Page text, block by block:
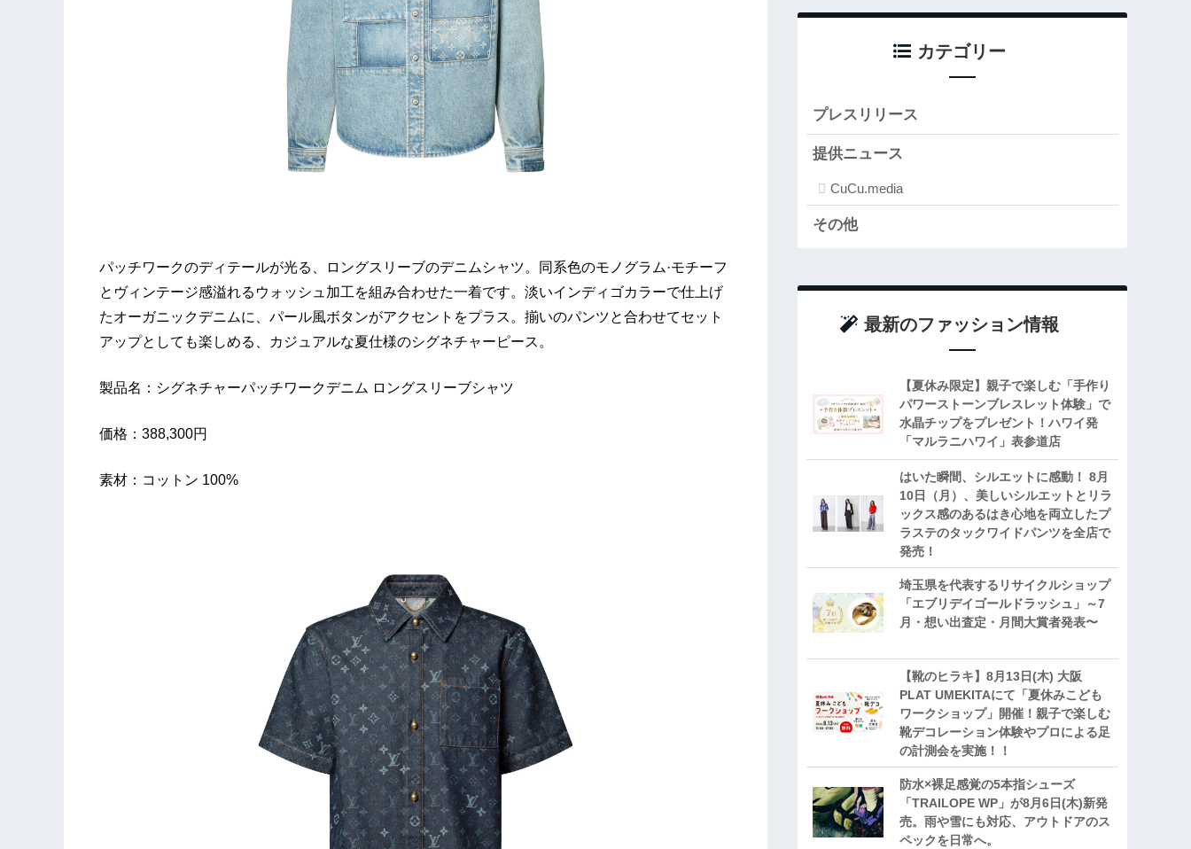
パッチワークのディテールが光る、ロングスリーブのデニムシャツ。同系色のモノグラム·モチーフ
とヴィンテージ感溢れるウォッシュ加工を組み合わせた一着です。淡いインディゴカラーで仕上げ
たオーガニックデニムに、パール風ボタンがアクセントをプラス。揃いのパンツと合わせてセット
アップとしても楽しめる、カジュアルな夏仕様のシグネチャーピース。
製品名：シグネチャーパッチワークデニム ロングスリーブシャツ
価格：388,300円
素材：コットン 100%
カテゴリー
プレスリリース
提供ニュース
CuCu.media
その他
最新のファッション情報
【夏休み限定】親子で楽しむ「手作り
パワーストーンブレスレット体験」で
水晶チップをプレゼント！ハワイ発
「マルラニハワイ」表参道店
はいた瞬間、シルエットに感動！ 8月
10日（月）、美しいシルエットとリラ
ックス感のあるはき心地を両立したプ
ラステのタックワイドパンツを全店で
発売！
埼玉県を代表するリサイクルショップ
「エブリデイゴールドラッシュ」～7
月・想い出査定・月間大賞者発表〜
【靴のヒラキ】8月13日(木) 大阪
PLAT UMEKITAにて「夏休みこども
ワークショップ」開催！親子で楽しむ
靴デコレーション体験やプロによる足
の計測会を実施！！
防水×裸足感覚の5本指シューズ
「TRAILOPE WP」が8月6日(木)新発
売。雨や雪にも対応、アウトドアのス
ペックを日常へ。